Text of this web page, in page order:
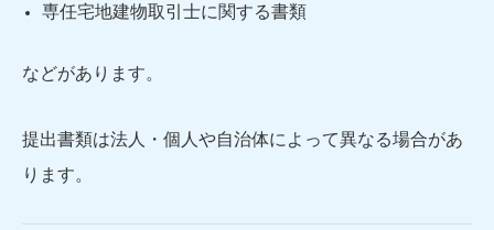
専任宅地建物取引士に関する書類
などがあります。
提出書類は法人・個人や自治体によって異なる場合があ
ります。